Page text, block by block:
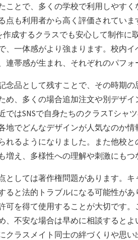
ことで、多くの学校で利用しやす
点も利用者から高く評価されてい
成するクラスでも安心して制作に
、一体感がより強まります。校内
連帯感が生まれ、それぞれのパフォ
念品として残すことで、その時期
め、多くの場合追加注文や別デザ
ではSNSで自身たちのクラスTシャ
地でどんなデザインが人気なのか
れるようになりました。また他校
増え、多様性への理解や刺激にもつ
としては著作権問題があります。
ると法的トラブルになる可能性が
可を得て使用することが大切です
、不安な場合は早めに相談すると
クラスメイト同士の絆づくりや思